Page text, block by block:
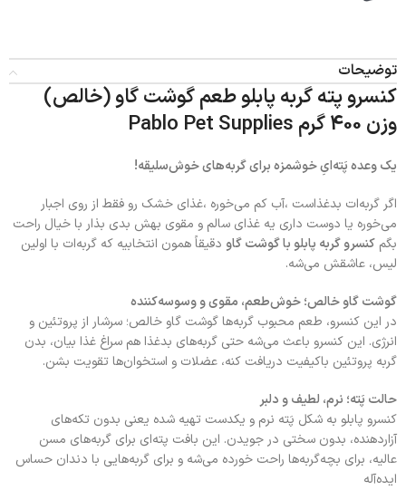
توضیحات
کنسرو پته گربه پابلو طعم گوشت گاو (خالص)
وزن 400 گرم Pablo Pet Supplies
یک وعده پَته‌ایِ خوشمزه برای گربه‌های خوش‌سلیقه!
اگر گربه‌ات بدغذاست ،آب کم می‌خوره ،غذای خشک رو فقط از روی اجبار
می‌خوره یا دوست داری یه غذای سالم و مقوی بهش بدی بذار با خیال راحت
بگم کنسرو گربه پابلو با گوشت گاو دقیقاً همون انتخابیه که گربه‌ات با اولین
لیس، عاشقش می‌شه.
گوشت گاو خالص؛ خوش‌طعم، مقوی و وسوسه‌کننده
در این کنسرو، طعم محبوب گربه‌ها گوشت گاو خالص؛ سرشار از پروتئین و
انرژی. این کنسرو باعث می‌شه حتی گربه‌های بدغذا هم سراغ غذا بیان، بدن
گربه پروتئین باکیفیت دریافت کنه، عضلات و استخوان‌ها تقویت بشن.
حالت پَته؛ نرم، لطیف و دلبر
کنسرو پابلو به شکل پَته نرم و یکدست تهیه شده یعنی بدون تکه‌های
آزاردهنده، بدون سختی در جویدن. این بافت پته‌ای برای گربه‌های مسن
عالیه، برای بچه‌گربه‌ها راحت خورده می‌شه و برای گربه‌هایی با دندان حساس
ایده‌آله